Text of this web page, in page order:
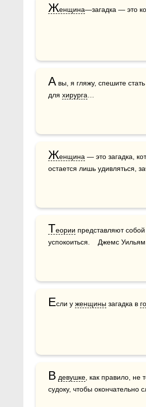
Женщина—загадка — это
А вы, я гляжу, спешите
для хирурга
Женщина — это загадка,
остается лишь удивляться,
Теории представляют
успокоиться.    Джемс Уильям
Если у женщины загадка в
В девушке , как правило, не
судоку, чтобы окончательно